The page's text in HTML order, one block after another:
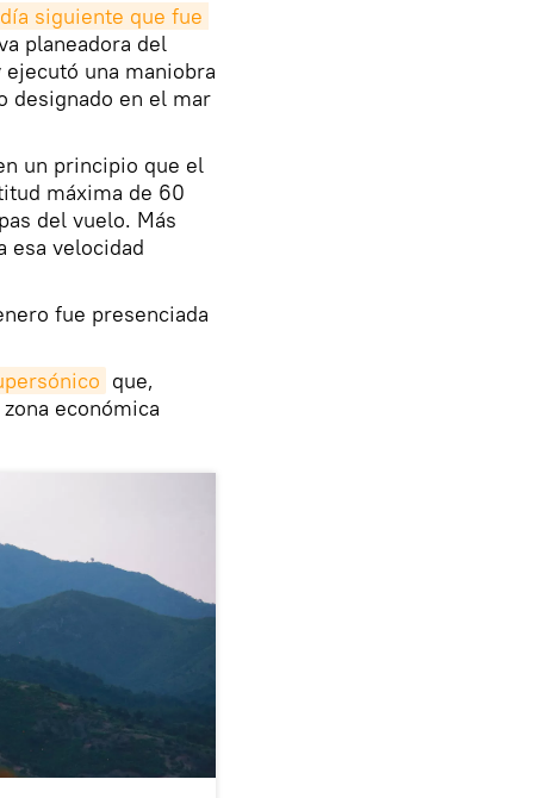
siguiente que fue
planeadora del
una maniobra
designado en el mar
un principio que el
máxima de 60
del vuelo. Más
esa velocidad
fue presenciada
que,
económica